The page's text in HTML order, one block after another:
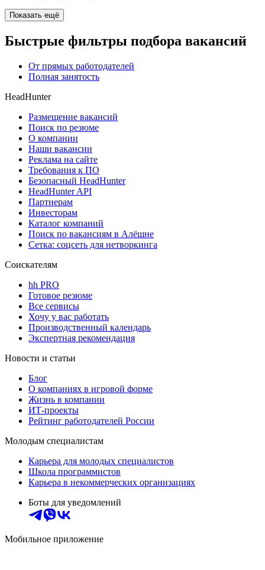
Показать ещё
Быстрые фильтры подбора вакансий
От прямых работодателей
Полная занятость
HeadHunter
Размещение вакансий
Поиск по резюме
О компании
Наши вакансии
Реклама на сайте
Требования к ПО
Безопасный HeadHunter
HeadHunter API
Партнерам
Инвесторам
Каталог компаний
Поиск по вакансиям в Алёшне
Сетка: соцсеть для нетворкинга
Соискателям
hh PRO
Готовое резюме
Все сервисы
Хочу у вас работать
Производственный календарь
Экспертная рекомендация
Новости и статьи
Блог
О компаниях в игровой форме
Жизнь в компании
ИТ-проекты
Рейтинг работодателей России
Молодым специалистам
Карьера для молодых специалистов
Школа программистов
Карьера в некоммерческих организациях
Боты для уведомлений
Мобильное приложение